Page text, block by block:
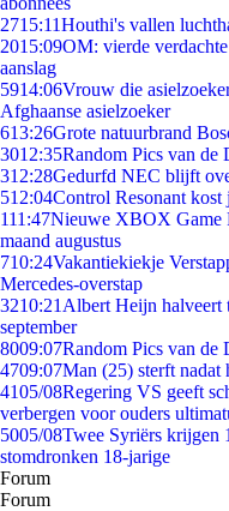
2715:11Houthi's vallen
2015:09OM: vierde
aanslag
5914:06Vrouw die
Afghaanse asielzoeker
613:26Grote natuurbrand
3012:35Random Pics van de
312:28Gedurfd NEC blijft
512:04Control Resonant kost
111:47Nieuwe XBOX Game
maand augustus
710:24Vakantiekiekje
Mercedes-overstap
3210:21 Albert Heijn halveert
september
8009:07Random Pics van de
4709:07Man (25) sterft
4105/08Regering VS geeft
verbergen voor ouders
5005/08Twee Syriërs krijgen
stomdronken 18-jarige
Forum
Forum